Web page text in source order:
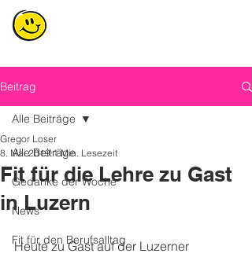
Beitrag
Alle Beiträge
Gedanke der Woche
News
Fit für den Berufsalltag
Alle Beiträge
Fit für die Lehre zu Gast
in Luzern
Gregor Loser
8. Mai 2019 1 Min. Lesezeit
Heute zu Gast auf der Luzerner